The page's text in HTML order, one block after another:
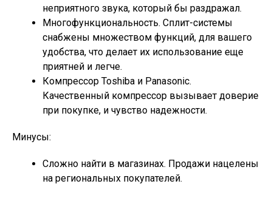
неприятного звука, который бы раздражал.
Многофункциональность. Сплит-системы
снабжены множеством функций, для вашего
удобства, что делает их использование еще
приятней и легче.
Компрессор Toshiba и Panasonic.
Качественный компрессор вызывает доверие
при покупке, и чувство надежности.
Минусы:
Сложно найти в магазинах. Продажи нацелены
на региональных покупателей.